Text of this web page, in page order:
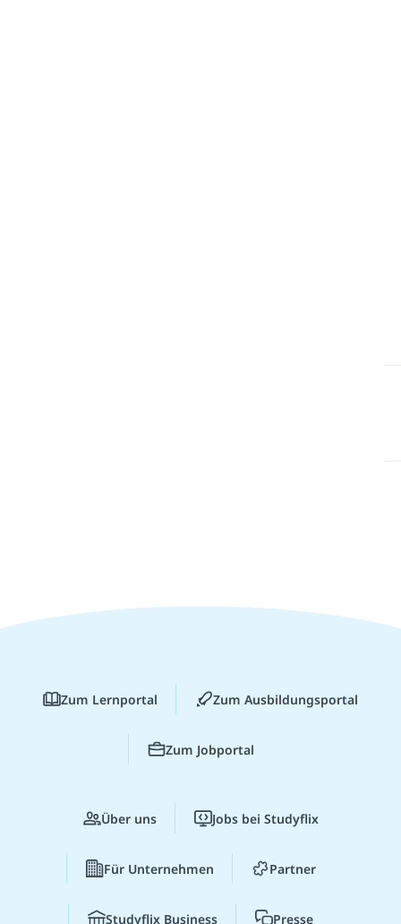
Zum Lernportal Zum Ausbildungsportal
Zum Jobportal
Über uns Jobs bei Studyflix
Für Unternehmen Partner
Studyflix Business Presse